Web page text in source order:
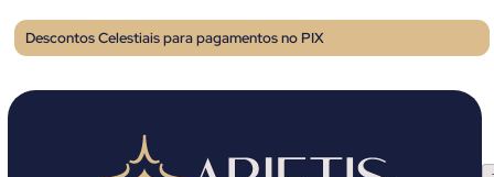
Descontos Celestiais para pagamentos no PIX